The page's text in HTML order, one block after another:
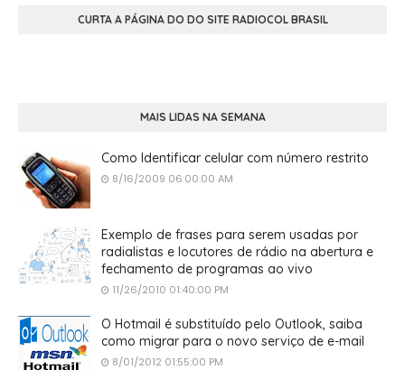
CURTA A PÁGINA DO DO SITE RADIOCOL BRASIL
MAIS LIDAS NA SEMANA
Como Identificar celular com número restrito
8/16/2009 06:00:00 AM
Exemplo de frases para serem usadas por
radialistas e locutores de rádio na abertura e
fechamento de programas ao vivo
11/26/2010 01:40:00 PM
O Hotmail é substituído pelo Outlook, saiba
como migrar para o novo serviço de e-mail
8/01/2012 01:55:00 PM